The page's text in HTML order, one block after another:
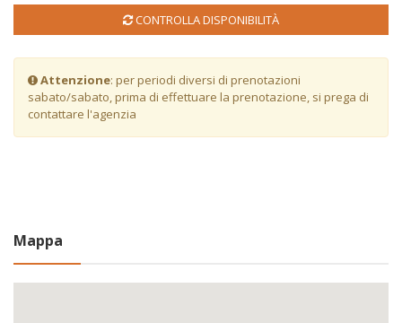
CONTROLLA DISPONIBILITÀ
Attenzione: per periodi diversi di prenotazioni
sabato/sabato, prima di effettuare la prenotazione, si prega di
contattare l'agenzia
Mappa